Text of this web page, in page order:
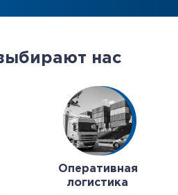
нас
Оперативная
логистика